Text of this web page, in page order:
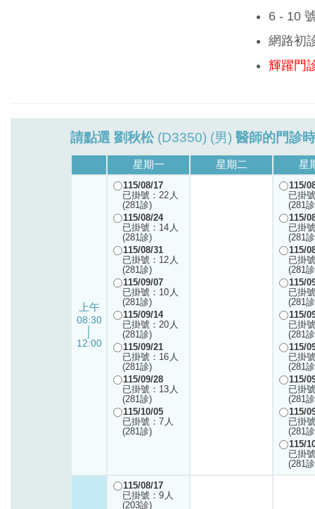
6 - 10
網路初
輝躍門